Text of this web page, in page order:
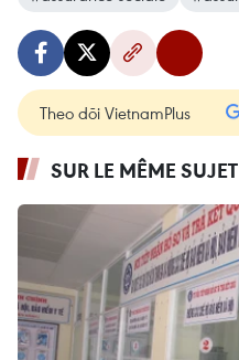
Theo dõi VietnamPlus
SUR LE MÊME SUJET